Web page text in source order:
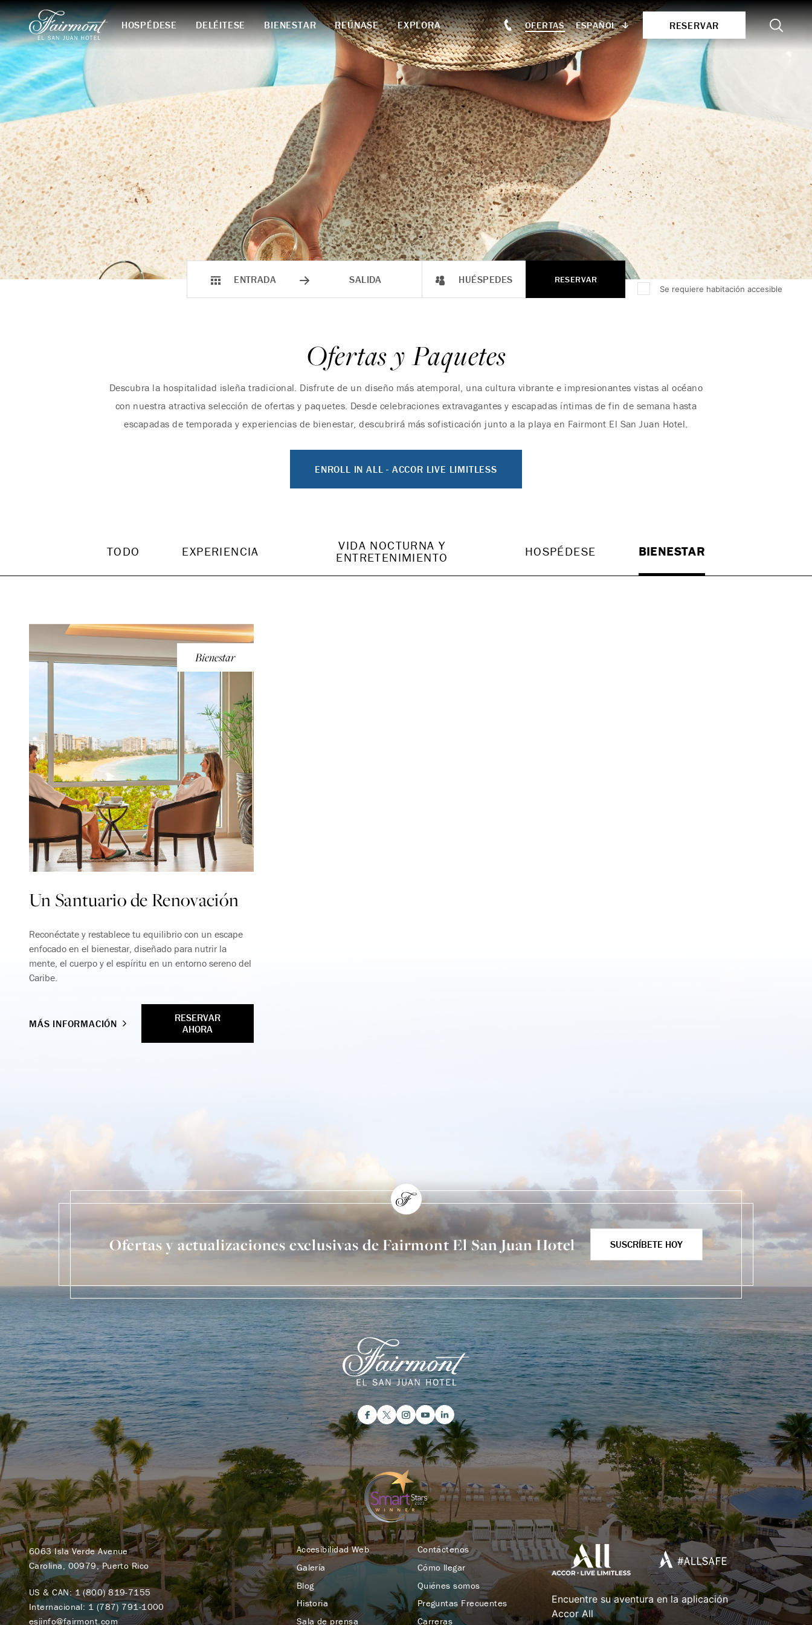
Skip to main content
HOSPÉDESE DELÉITESE BIENESTAR REÚNASE EXPLORA OFERTAS ESPAÑOL RESERVAR Search
ENTRADA SALIDA HUÉSPEDES
Se requiere habitación accesible
RESERVAR
Ofertas y Paquetes
Descubra la hospitalidad isleña tradicional. Disfrute de un diseño más atemporal, una cultura vibrante e impresionantes vistas al océano
con nuestra atractiva selección de ofertas y paquetes. Desde celebraciones extravagantes y escapadas íntimas de fin de semana hasta
escapadas de temporada y experiencias de bienestar, descubrirá más sofisticación junto a la playa en Fairmont El San Juan Hotel.
ENROLL IN ALL - ACCOR LIVE LIMITLESS
TODO EXPERIENCIA
VIDA NOCTURNA Y
ENTRETENIMIENTO
HOSPÉDESE BIENESTAR
Bienestar
Un Santuario de Renovación
Reconéctate y restablece tu equilibrio con un escape
enfocado en el bienestar, diseñado para nutrir la
mente, el cuerpo y el espíritu en un entorno sereno del
Caribe.
MÁS INFORMACIÓN
RESERVAR
AHORA
Ofertas y actualizaciones exclusivas de Fairmont El San Juan Hotel SUSCRÍBETE HOY
6063 Isla Verde Avenue
Carolina, 00979, Puerto Rico
US & CAN:1 (800) 819-7155
Internacional: 1 (787) 791-1000
esjinfo@fairmont.com
Accesibilidad Web
Contáctenos
Galería
Cómo llegar
Blog
Quiénes somos
Historia
Preguntas Frecuentes
Sala de prensa
Carreras
Encuentre su aventura en la aplicación
Accor All